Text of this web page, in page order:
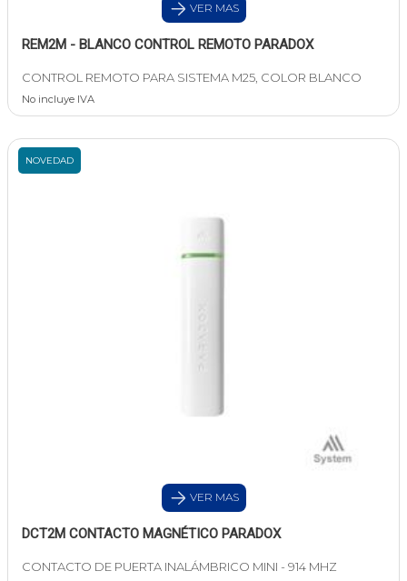
VER MAS
REM2M - BLANCO CONTROL REMOTO PARADOX
CONTROL REMOTO PARA SISTEMA M25, COLOR BLANCO
No incluye IVA
NOVEDAD
VER MAS
DCT2M CONTACTO MAGNÉTICO PARADOX
CONTACTO DE PUERTA INALÁMBRICO MINI - 914 MHZ